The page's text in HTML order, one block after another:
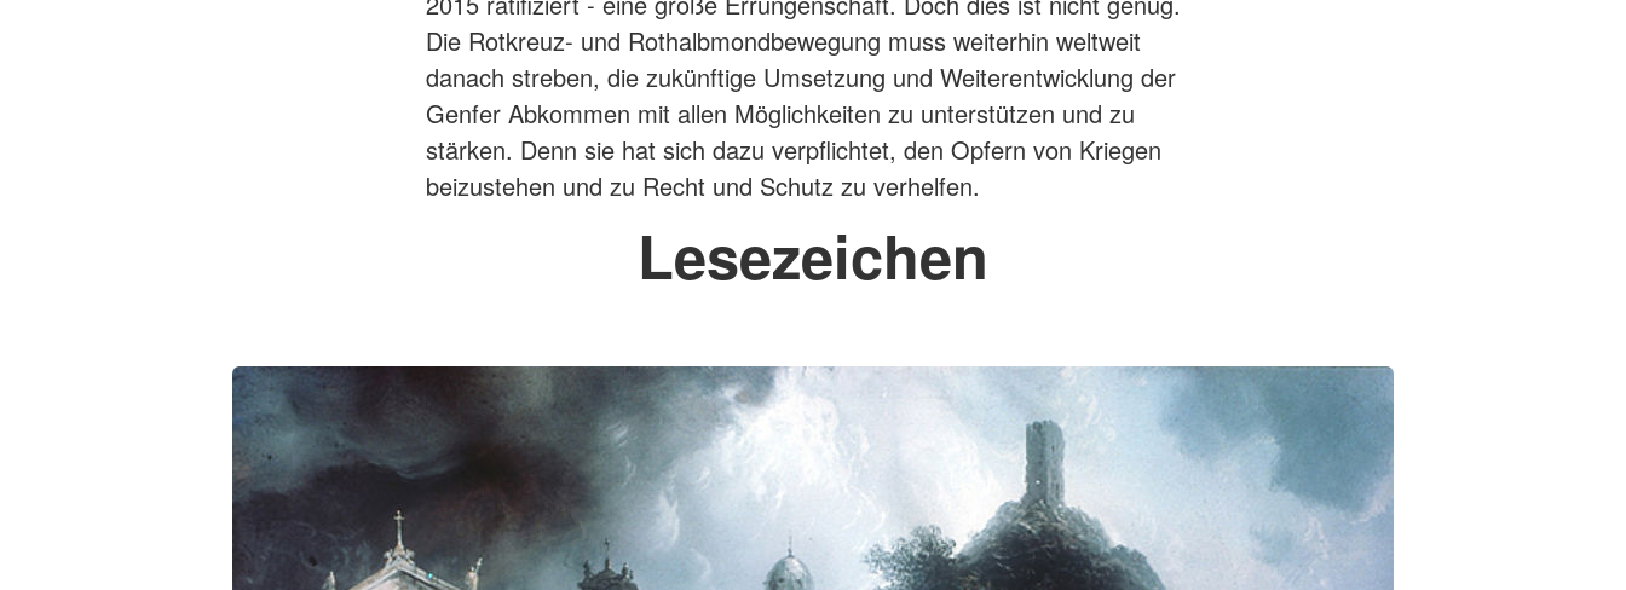
Die Rotkreuz- und Rothalbmondbewegung muss weiterhin weltweit
danach streben, die zukünftige Umsetzung und Weiterentwicklung der
Genfer Abkommen mit allen Möglichkeiten zu unterstützen und zu
stärken. Denn sie hat sich dazu verpflichtet, den Opfern von Kriegen
beizustehen und zu Recht und Schutz zu verhelfen.
Lesezeichen